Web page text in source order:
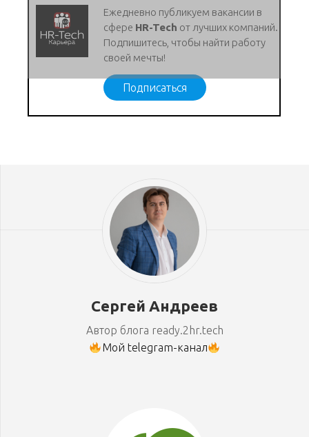
Ежедневно публикуем вакансии в
сфере HR-Tech от лучших компаний.
Подпишитесь, чтобы найти работу
своей мечты!
Подписаться
Сергей Андреев
Автор блога ready.2hr.tech
Мой telegram-канал